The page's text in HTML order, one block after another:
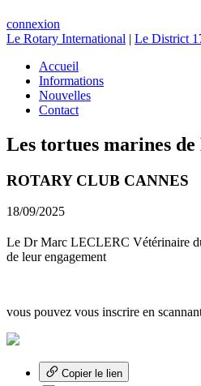
connexion
Le Rotary International | Le District
Accueil
Informations
Nouvelles
Contact
Les tortues marines
ROTARY CLUB CANNES
18/09/2025
Le Dr Marc LECLERC Vétérinaire du
de leur engagement
vous pouvez vous inscrire en
Copier le lien